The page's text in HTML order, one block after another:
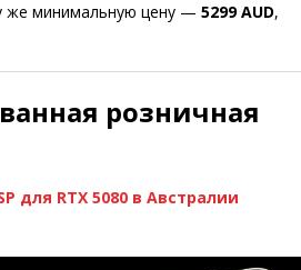
же минимальную цену — 5299 AUD,
розничная
для RTX 5080 в Австралии